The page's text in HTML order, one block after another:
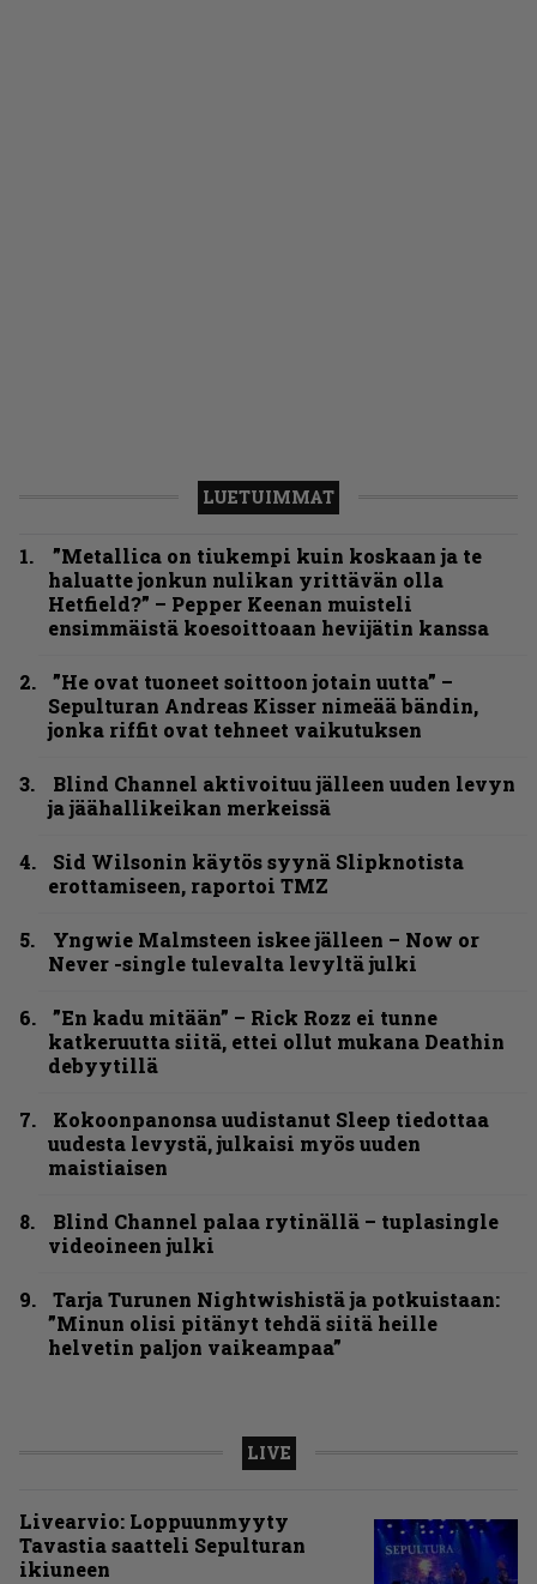
LUETUIMMAT
”Metallica on tiukempi kuin koskaan ja te
haluatte jonkun nulikan yrittävän olla
Hetfield?” – Pepper Keenan muisteli
ensimmäistä koesoittoaan hevijätin kanssa
”He ovat tuoneet soittoon jotain uutta” –
Sepulturan Andreas Kisser nimeää bändin,
jonka riffit ovat tehneet vaikutuksen
Blind Channel aktivoituu jälleen uuden levyn
ja jäähallikeikan merkeissä
Sid Wilsonin käytös syynä Slipknotista
erottamiseen, raportoi TMZ
Yngwie Malmsteen iskee jälleen – Now or
Never -single tulevalta levyltä julki
”En kadu mitään” – Rick Rozz ei tunne
katkeruutta siitä, ettei ollut mukana Deathin
debyytillä
Kokoonpanonsa uudistanut Sleep tiedottaa
uudesta levystä, julkaisi myös uuden
maistiaisen
Blind Channel palaa rytinällä – tuplasingle
videoineen julki
Tarja Turunen Nightwishistä ja potkuistaan:
”Minun olisi pitänyt tehdä siitä heille
helvetin paljon vaikeampaa”
LIVE
Livearvio: Loppuunmyyty
Tavastia saatteli Sepulturan
ikiuneen